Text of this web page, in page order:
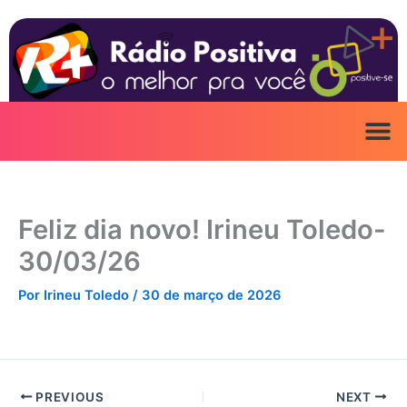
para
conteúdo
Feliz dia novo! Irineu Toledo-
30/03/26
Por Irineu Toledo / 30 de março de 2026
PREVIOUS NEXT